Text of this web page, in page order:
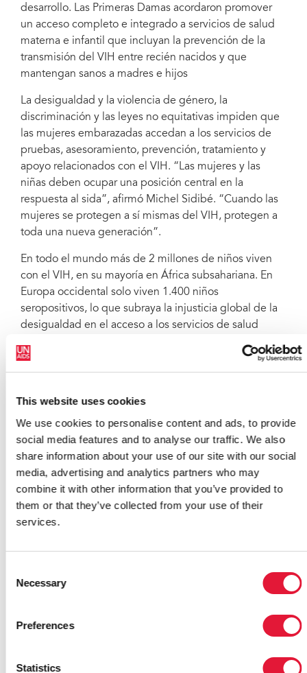
This website uses cookies
We use cookies to personalise content and ads, to provide
social media features and to analyse our traffic. We also
share information about your use of our site with our social
media, advertising and analytics partners who may
combine it with other information that you’ve provided to
them or that they’ve collected from your use of their
services.
Selection
Necessary
Preferences
Statistics
desarrollo. Las Primeras Damas acordaron promover
un acceso completo e integrado a servicios de salud
materna e infantil que incluyan la prevención de la
transmisión del VIH entre recién nacidos y que
mantengan sanos a madres e hijos
La desigualdad y la violencia de género, la
discriminación y las leyes no equitativas impiden que
las mujeres embarazadas accedan a los servicios de
pruebas, asesoramiento, prevención, tratamiento y
apoyo relacionados con el VIH. “Las mujeres y las
niñas deben ocupar una posición central en la
respuesta al sida”, afirmó Michel Sidibé. “Cuando las
mujeres se protegen a sí mismas del VIH, protegen a
toda una nueva generación”.
En todo el mundo más de 2 millones de niños viven
con el VIH, en su mayoría en África subsahariana. En
Europa occidental solo viven 1.400 niños
seropositivos, lo que subraya la injusticia global de la
desigualdad en el acceso a los servicios de salud
ampliar este acceso para las mujeres embarazadas en
países de ingresos bajos y medios.
“Si no se implica a las mujeres de todo el mundo a la
hora de abordar el reto de prevenir la transmisión
maternoinfantil del VIH, no podemos ganar. Si
cumplimos nuestro papel, no podemos fracasar”,
afirmó la Sra. Mesfin.
En los últimos años, varios países han realizado
progresos importantes en la reducción de la tasa de
nuevas infecciones por el VIH en niños, que
seropositivas todavía se les niegue el derecho a dar a
podemos acabar para 2015”, señaló la Sra. Ban.
países impulsarían diez acciones para garantizar que